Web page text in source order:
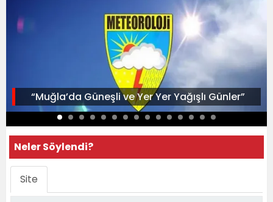
“Muğla’da Güneşli ve Yer Yer Yağışlı Günler”
Neler Söylendi?
Site